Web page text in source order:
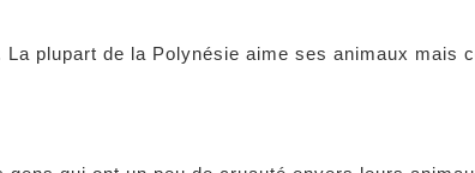
plupart de la Polynésie aime ses animaux mais